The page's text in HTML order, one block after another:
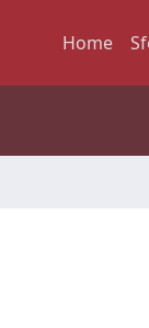
Home